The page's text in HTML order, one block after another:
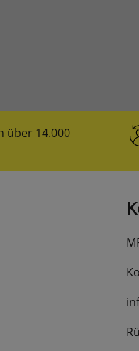
über 14.000